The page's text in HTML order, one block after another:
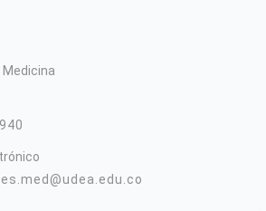
Medicina